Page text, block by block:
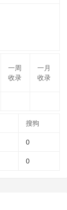
一周
收录
一月
收录
搜狗
0
0